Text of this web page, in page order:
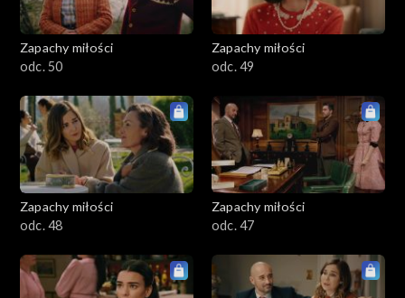
Zapachy miłości
odc. 50
Zapachy miłości
odc. 49
Zapachy miłości
odc. 48
Zapachy miłości
odc. 47